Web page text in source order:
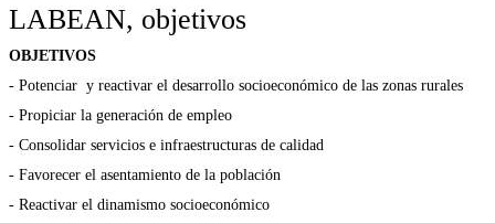
LABEAN, objetivos
OBJETIVOS
- Potenciar y reactivar el desarrollo socioeconómico de las zonas rurales
- Propiciar la generación de empleo
- Consolidar servicios e infraestructuras de calidad
- Favorecer el asentamiento de la población
- Reactivar el dinamismo socioeconómico